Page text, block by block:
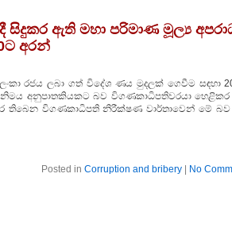
සිදුකර ඇති මහා පරිමාණ මූල්‍ය
අරන්
ලංකා රජය ලබා ගත් විදේශ ණය මුදලක් ගෙවීම
අනුපාතකියකට බව විගණකාධිපතිවරයා හෙළිකර
තිබෙන විගණකාධිපති නිරීක්ෂණ වාර්තාවෙන් මේ
Posted in Corruption and bribery| No